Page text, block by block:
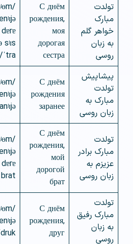
تولدت
مبارک
خواهر گلم
به زبان
روسی
С днём
рождения,
моя
дорогая
сестра
sʲɪs
ˈtra/
پیشاپیش
تولدت
مبارک به
زبان روسی
С днём
рождения
заранее
تولدت
مبارک برادر
عزیزم به
زبان روسی
С днём
рождения,
мой
дорогой
брат
تولدت
مبارک رفیق
به زبان
روسی
С днём
рождения,
друг
druk/